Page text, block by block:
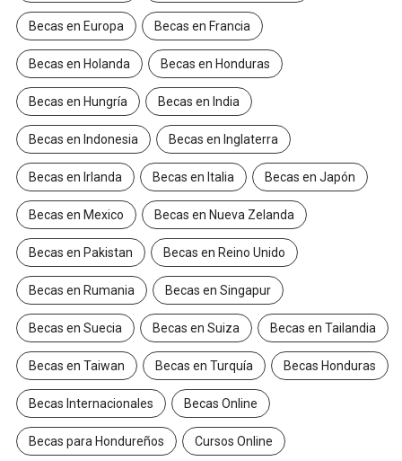
Becas en Europa Becas en Francia
Becas en Holanda Becas en Honduras
Becas en Hungría Becas en India
Becas en Indonesia Becas en Inglaterra
Becas en Irlanda Becas en Italia Becas en Japón
Becas en Mexico Becas en Nueva Zelanda
Becas en Pakistan Becas en Reino Unido
Becas en Rumania Becas en Singapur
Becas en Suecia Becas en Suiza Becas en Tailandia
Becas en Taiwan Becas en Turquía Becas Honduras
Becas Internacionales Becas Online
Becas para Hondureños Cursos Online